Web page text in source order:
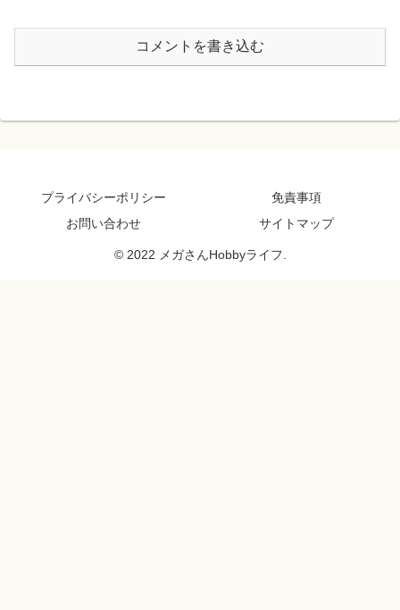
コメントを書き込む
プライバシーポリシー
免責事項
お問い合わせ
サイトマップ
© 2022 メガさんHobbyライフ.